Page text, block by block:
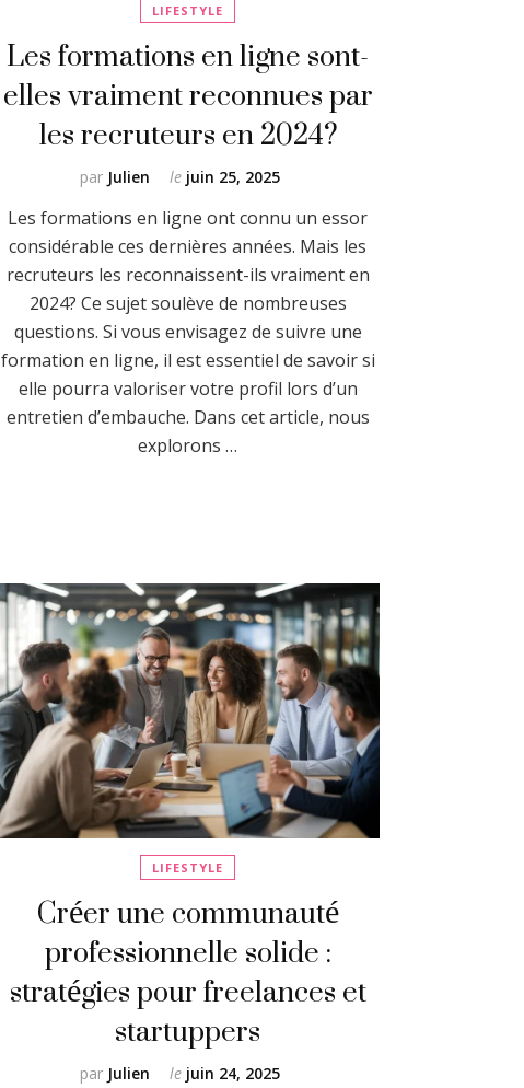
LIFESTYLE
Les formations en ligne sont-
elles vraiment reconnues par
les recruteurs en 2024?
par Julien le juin 25, 2025
Les formations en ligne ont connu un essor
considérable ces dernières années. Mais les
recruteurs les reconnaissent-ils vraiment en
2024? Ce sujet soulève de nombreuses
questions. Si vous envisagez de suivre une
formation en ligne, il est essentiel de savoir si
elle pourra valoriser votre profil lors d’un
entretien d’embauche. Dans cet article, nous
explorons …
LIFESTYLE
Créer une communauté
professionnelle solide :
stratégies pour freelances et
startuppers
par Julien le juin 24, 2025